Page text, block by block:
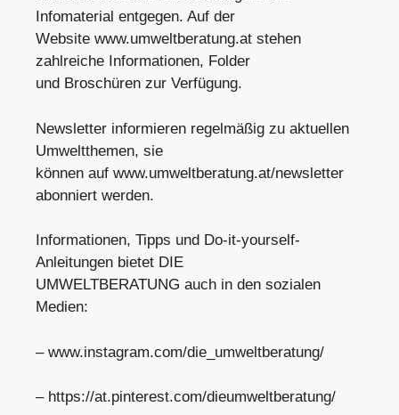
Infomaterial entgegen. Auf der
Website www.umweltberatung.at stehen
zahlreiche Informationen, Folder
und Broschüren zur Verfügung.
Newsletter informieren regelmäßig zu aktuellen
Umweltthemen, sie
können auf www.umweltberatung.at/newsletter
abonniert werden.
Informationen, Tipps und Do-it-yourself-
Anleitungen bietet DIE
UMWELTBERATUNG auch in den sozialen
Medien:
– www.instagram.com/die_umweltberatung/
– https://at.pinterest.com/dieumweltberatung/